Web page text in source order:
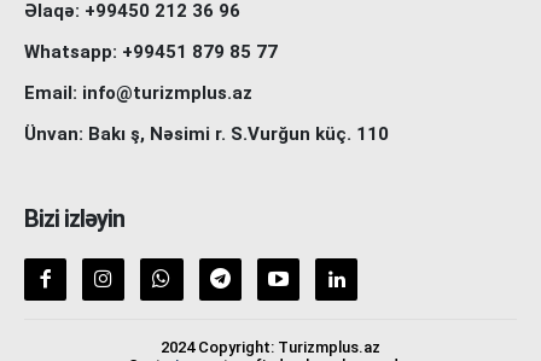
Əlaqə: +99450 212 36 96
Whatsapp: +99451 879 85 77
Email: info@turizmplus.az
Ünvan: Bakı ş, Nəsimi r. S.Vurğun küç. 110
Bizi izləyin
2024 Copyright: Turizmplus.az